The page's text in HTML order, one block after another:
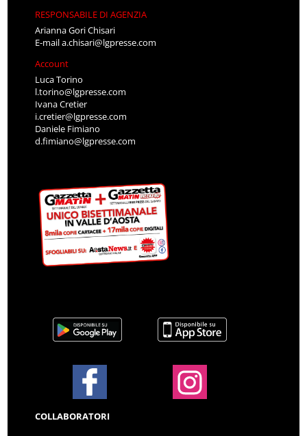
RESPONSABILE DI AGENZIA
Arianna Gori Chisari
E-maila.chisari@lgpresse.com
Account
Luca Torino
l.torino@lgpresse.com
Ivana Cretier
i.cretier@lgpresse.com
Daniele Fimiano
d.fimiano@lgpresse.com
COLLABORATORI